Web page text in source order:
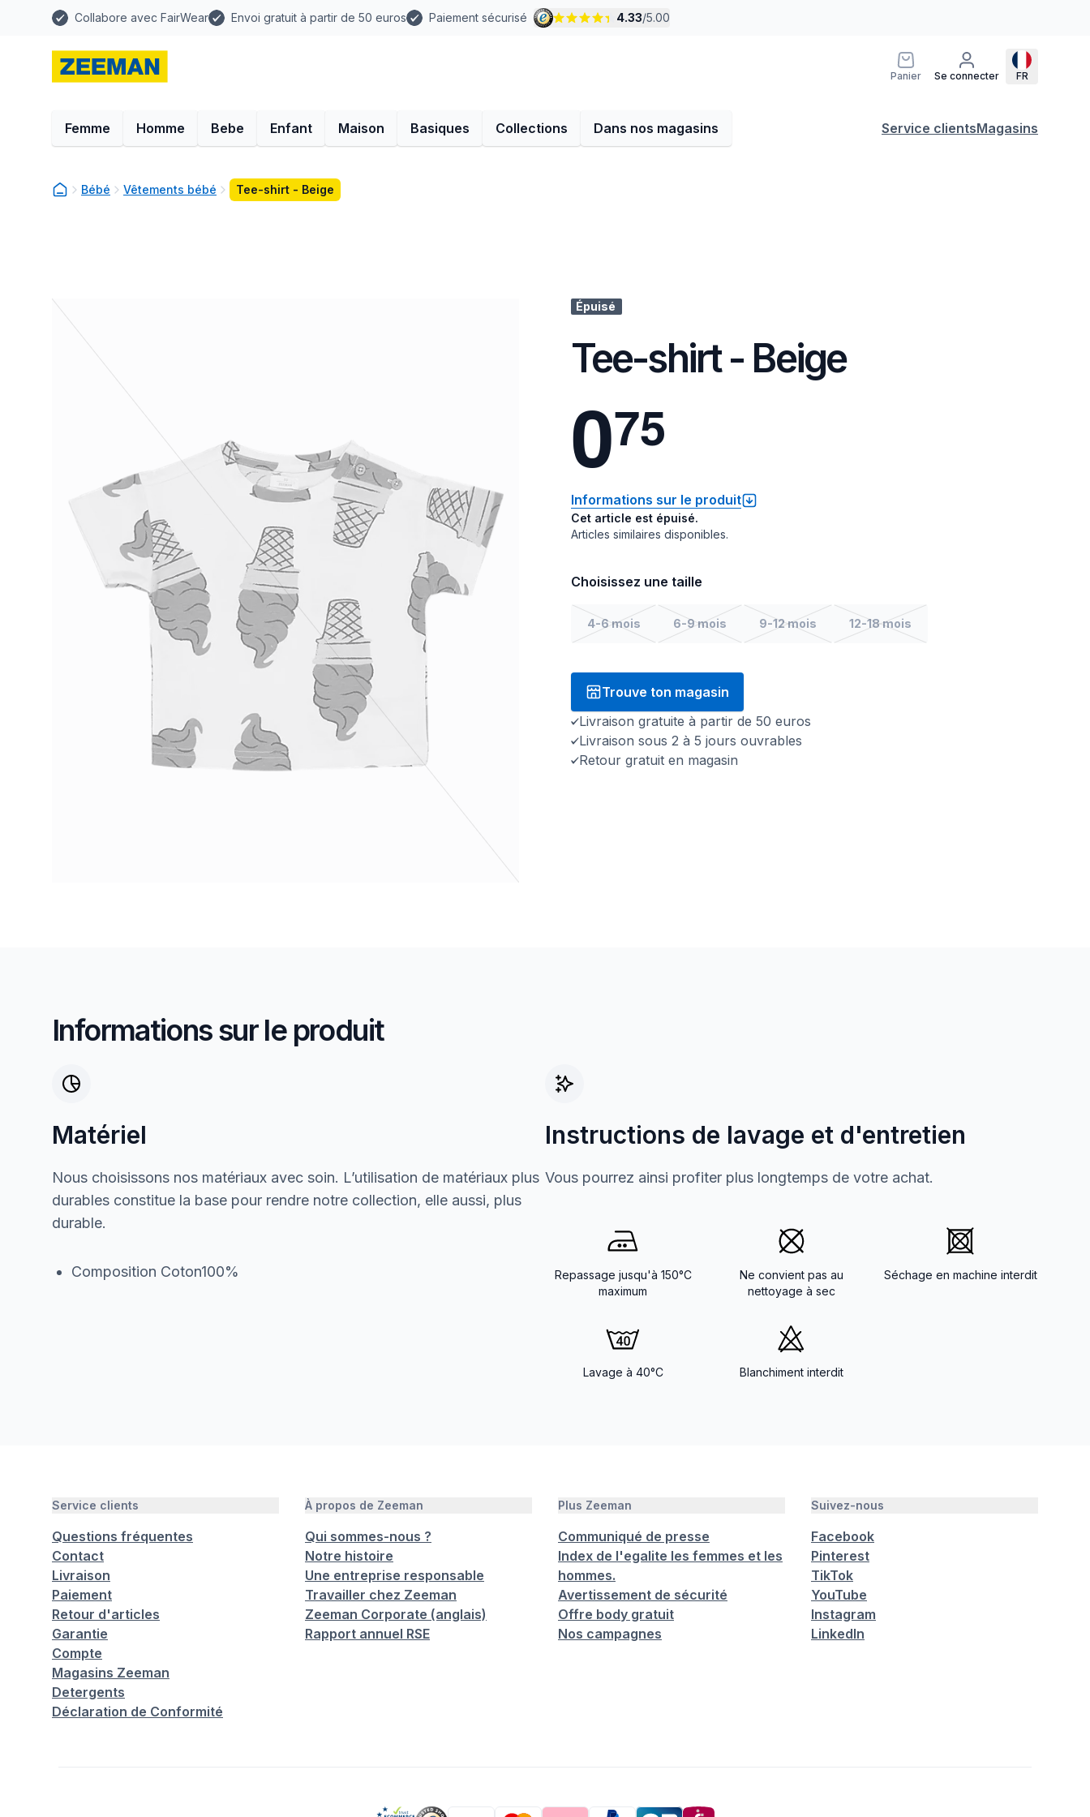
Collabore avec FairWear Envoi gratuit à partir de 50 euros Paiement sécurisé 4.33/5.00
Panier Se connecter FR
Femme Homme Bebe Enfant Maison Basiques Collections Dans nos magasins Service clientsMagasins
Bébé Vêtements bébé Tee-shirt - Beige
Épuisé
Tee-shirt - Beige
075
Informations sur le produit
Cet article est épuisé.
Articles similaires disponibles.
Choisissez une taille
4-6 mois 6-9 mois 9-12 mois 12-18 mois
Trouve ton magasin
Livraison gratuite à partir de 50 euros
Livraison sous 2 à 5 jours ouvrables
Retour gratuit en magasin
Informations sur le produit
Matériel
Nous choisissons nos matériaux avec soin. L’utilisation de matériaux plus
durables constitue la base pour rendre notre collection, elle aussi, plus
durable.
Composition Coton100%
Instructions de lavage et d'entretien
Vous pourrez ainsi profiter plus longtemps de votre achat.
Repassage jusqu'à 150°C
maximum
Ne convient pas au
nettoyage à sec
Séchage en machine interdit
Lavage à 40°C Blanchiment interdit
Service clients
Questions fréquentes
Contact
Livraison
Paiement
Retour d'articles
Garantie
Compte
Magasins Zeeman
Detergents
Déclaration de Conformité
À propos de Zeeman
Qui sommes-nous ?
Notre histoire
Une entreprise responsable
Travailler chez Zeeman
Zeeman Corporate (anglais)
Rapport annuel RSE
Plus Zeeman
Communiqué de presse
Index de l'egalite les femmes et les
hommes.
Avertissement de sécurité
Offre body gratuit
Nos campagnes
Suivez-nous
Facebook
Pinterest
TikTok
YouTube
Instagram
LinkedIn